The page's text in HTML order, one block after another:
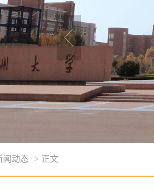
闻动态 > 正文